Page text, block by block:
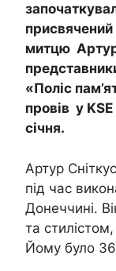
присвячений
митцю
«Поліс
провів у
січня.
Артур
під час
Донеччині.
та
Йому було 36